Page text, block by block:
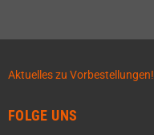
Aktuelles zu Vorbestellungen!
FOLGE UNS